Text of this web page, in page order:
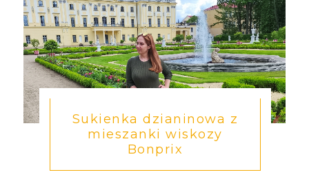
Sukienka dzianinowa z
mieszanki wiskozy
Bonprix